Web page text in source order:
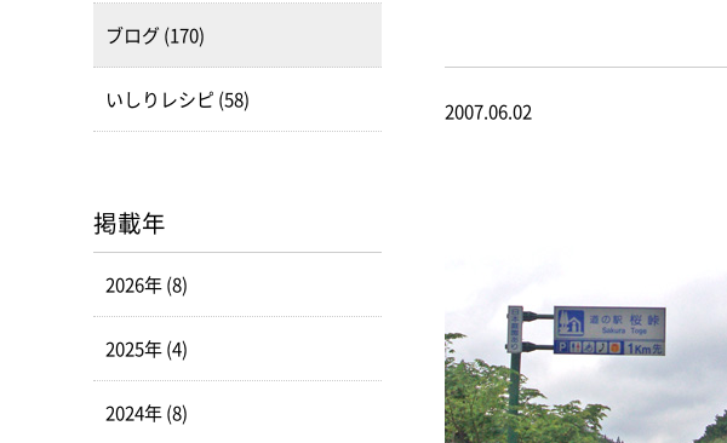
2007.06.02
ブログ (170)
いしりレシピ (58)
掲載年
2026年 (8)
2025年 (4)
2024年 (8)